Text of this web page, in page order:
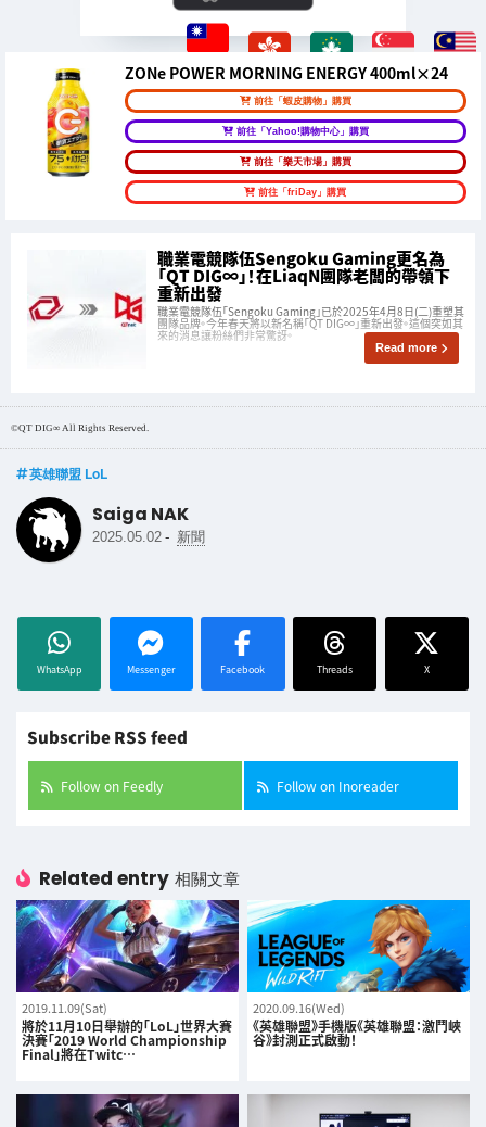
ZONe POWER MORNING ENERGY 400ml×24
前往「蝦皮購物」購買
前往「Yahoo!購物中心」購買
前往「樂天市場」購買
前往「friDay」購買
職業電競隊伍Sengoku Gaming更名為
「QT DIG∞」！在LiaqN團隊老闆的帶領下
重新出發
職業電競隊伍「Sengoku Gaming」已於2025年4月8日(二)重塑其
團隊品牌。今年春天將以新名稱「QT DIG∞」重新出發。這個突如其
來的消息讓粉絲們非常驚訝。
Read more
©QT DIG∞ All Rights Reserved.
英雄聯盟 LoL
Saiga NAK
2025.05.02 - 新聞
WhatsApp Messenger Facebook Threads X
Subscribe RSS feed
Follow on Feedly Follow on Inoreader
Related entry 相關文章
2019.11.09(Sat)
將於11月10日舉辦的「LoL」世界大賽
決賽「2019 World Championship
Final」將在Twitc…
2020.09.16(Wed)
《英雄聯盟》手機版《英雄聯盟：激鬥峽
谷》封測正式啟動！